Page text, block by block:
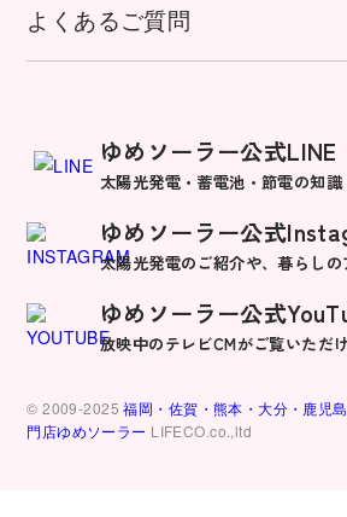
ゆめソーラー公式LINE
太陽光発電・蓄電池・節電の知
ゆめソーラー公式
太陽光発電のご紹介や、暮らしの
ゆめソーラー公式
放映中のテレビCMがご覧いただ
よくあるご質問
© 2009-2025福岡・佐賀・熊本・大分・鹿児
門店ゆめソーラー LIFECO.co.,ltd